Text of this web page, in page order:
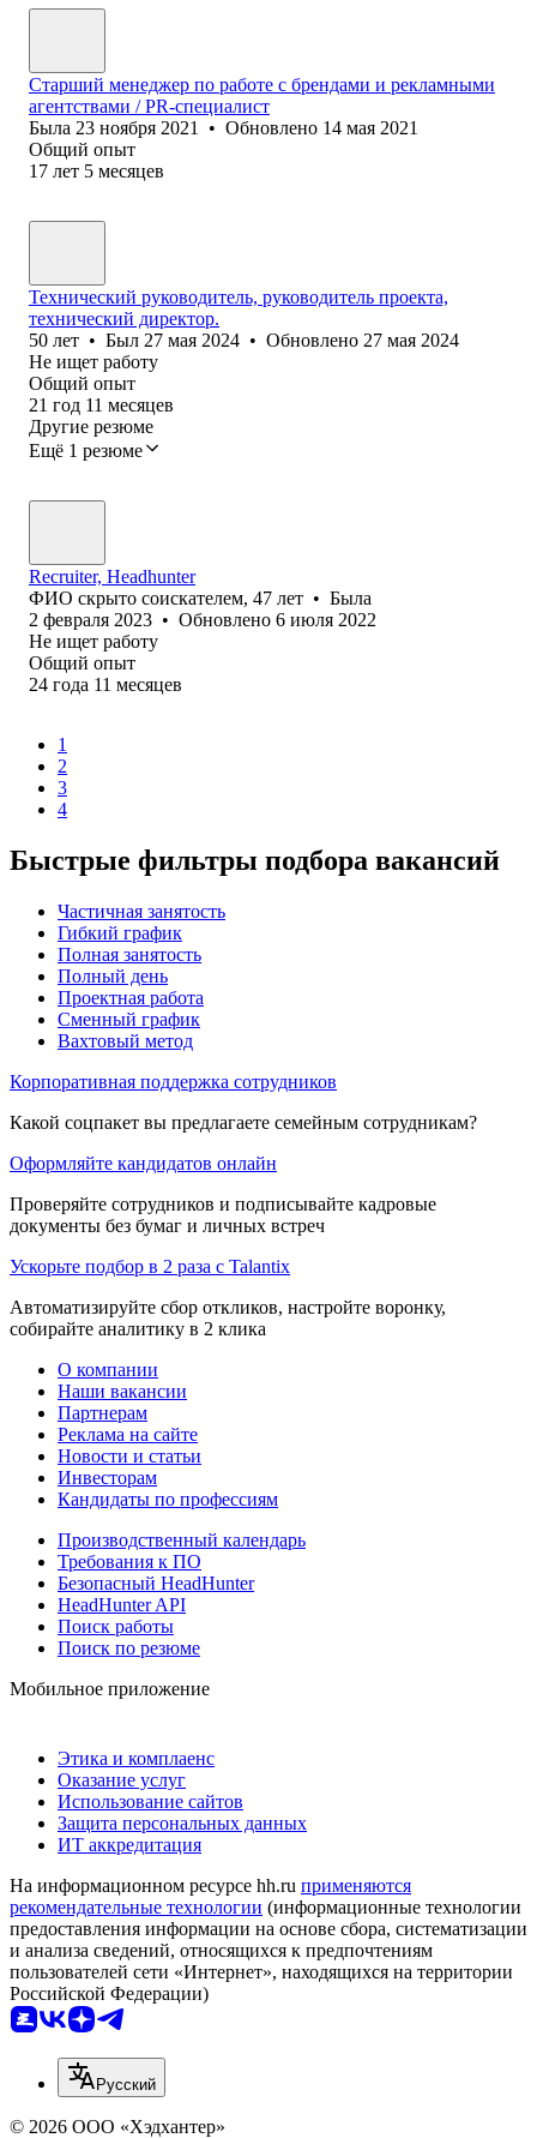
Старший менеджер по работе с брендами и рекламными
агентствами / PR-специалист
Была 23 ноября 2021 • Обновлено 14 мая 2021
Общий опыт
17 лет 5 месяцев
Технический руководитель, руководитель проекта,
технический директор.
50 лет • Был 27 мая 2024 • Обновлено 27 мая 2024
Не ищет работу
Общий опыт
21 год 11 месяцев
Другие резюме
Ещё 1 резюме
Recruiter, Headhunter
ФИО скрыто соискателем, 47 лет • Была
2 февраля 2023 • Обновлено 6 июля 2022
Не ищет работу
Общий опыт
24 года 11 месяцев
1
2
3
4
Быстрые фильтры подбора вакансий
Частичная занятость
Гибкий график
Полная занятость
Полный день
Проектная работа
Сменный график
Вахтовый метод
Корпоративная поддержка сотрудников
Какой соцпакет вы предлагаете семейным сотрудникам?
Оформляйте кандидатов онлайн
Проверяйте сотрудников и подписывайте кадровые
документы без бумаг и личных встреч
Ускорьте подбор в 2 раза с Talantix
Автоматизируйте сбор откликов, настройте воронку,
собирайте аналитику в 2 клика
О компании
Наши вакансии
Партнерам
Реклама на сайте
Новости и статьи
Инвесторам
Кандидаты по профессиям
Производственный календарь
Требования к ПО
Безопасный HeadHunter
HeadHunter API
Поиск работы
Поиск по резюме
Мобильное приложение
Этика и комплаенс
Оказание услуг
Использование сайтов
Защита персональных данных
ИТ аккредитация
На информационном ресурсе hh.ru применяются
рекомендательные технологии (информационные технологии
предоставления информации на основе сбора, систематизации
и анализа сведений, относящихся к предпочтениям
пользователей сети «Интернет», находящихся на территории
Российской Федерации)
Русский
© 2026 ООО «Хэдхантер»